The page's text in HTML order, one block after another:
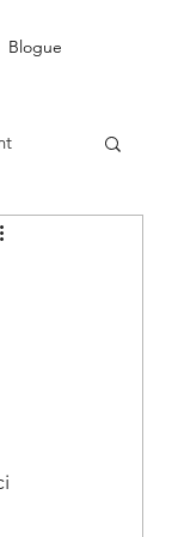
Blogue